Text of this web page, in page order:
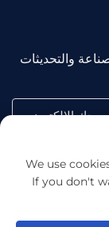
والتحديثات
بريدك الإلكتروني
We use
If you don't